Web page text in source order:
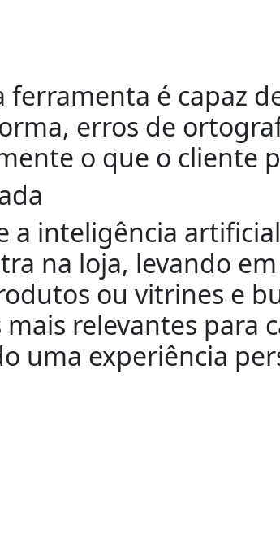
é capaz
erros de
o que o cliente
a inteligência
na loja, levando
ou vitrines e
relevantes
uma experiência